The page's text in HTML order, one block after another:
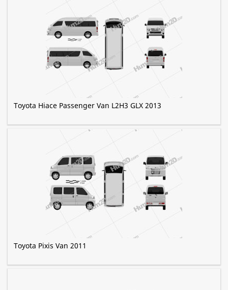
Toyota Hiace Passenger Van L2H3 GLX 2013
Toyota Pixis Van 2011